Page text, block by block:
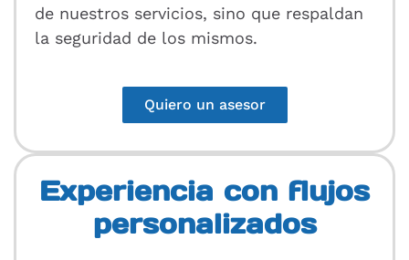
de nuestros servicios, sino que respaldan
la seguridad de los mismos.
Quiero un asesor
Experiencia con flujos
personalizados